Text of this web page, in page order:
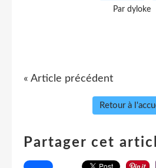
Par dyloke
« Article précédent
Retour à
Partager cet